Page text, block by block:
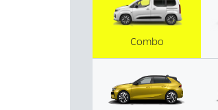
Combo